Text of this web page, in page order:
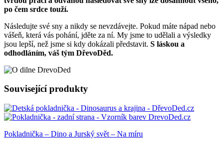
po čem srdce touží.
Následujte své sny a nikdy se nevzdávejte. Pokud máte nápad nebo
vášeň, která vás pohání, jděte za ní. My jsme to udělali a výsledky
jsou lepší, než jsme si kdy dokázali představit. S láskou a
odhodláním, váš tým DřevoDěd.
Související produkty
Pokladnička – Dino a Jurský svět – Na míru